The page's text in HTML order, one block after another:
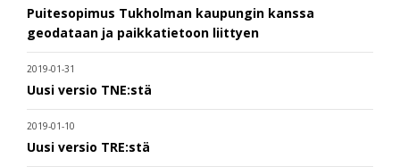
Puitesopimus Tukholman kaupungin kanssa
geodataan ja paikkatietoon liittyen
2019-01-31
Uusi versio TNE:stä
2019-01-10
Uusi versio TRE:stä